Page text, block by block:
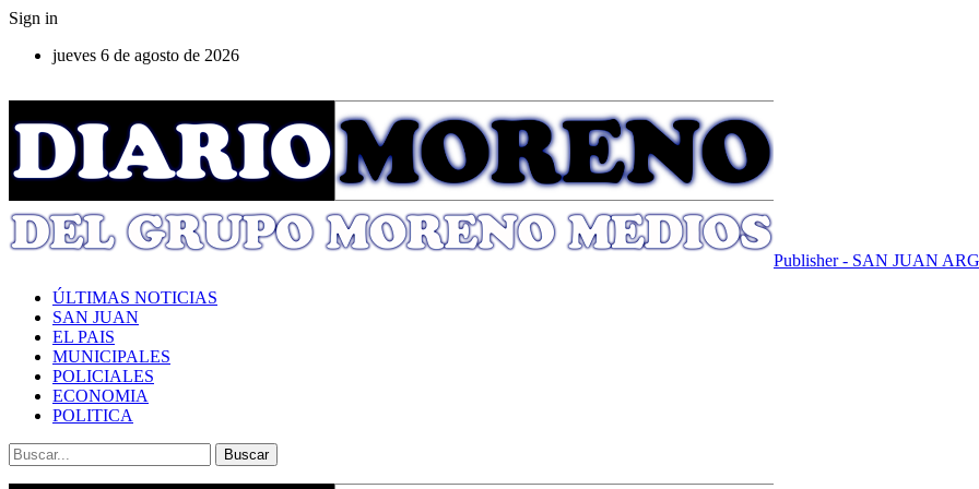
Sign in
jueves 6 de agosto de 2026
Publisher - SAN JUAN
ÚLTIMAS NOTICIAS
SAN JUAN
EL PAIS
MUNICIPALES
POLICIALES
ECONOMIA
POLITICA